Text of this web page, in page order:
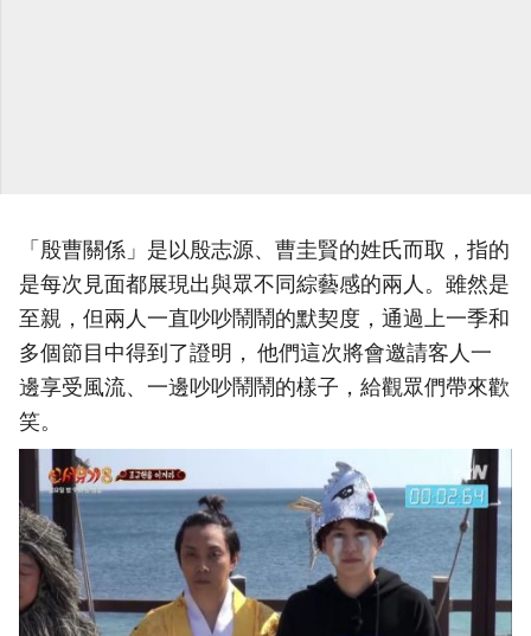
「殷曹關係」是以殷志源、曹圭賢的姓氏而取，指的
是每次見面都展現出與眾不同綜藝感的兩人。雖然是
至親，但兩人一直吵吵鬧鬧的默契度，通過上一季和
多個節目中得到了證明， 他們這次將會邀請客人一
邊享受風流、一邊吵吵鬧鬧的樣子，給觀眾們帶來歡
笑。